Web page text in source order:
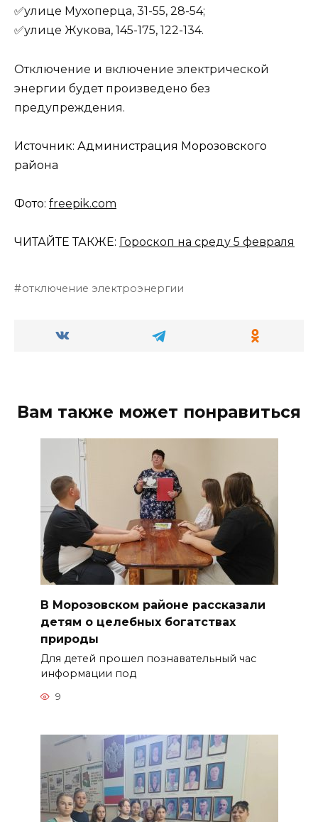
✅улице Мухоперца, 31-55, 28-54;
✅улице Жукова, 145-175, 122-134.
Отключение и включение электрической
энергии будет произведено без
предупреждения.
Источник: Администрация Морозовского
района
Фото: freepik.com
ЧИТАЙТЕ ТАКЖЕ: Гороскоп на среду 5 февраля
отключение электроэнергии
Вам также может понравиться
В Морозовском районе рассказали
детям о целебных богатствах
природы
Для детей прошел познавательный час
информации под
9